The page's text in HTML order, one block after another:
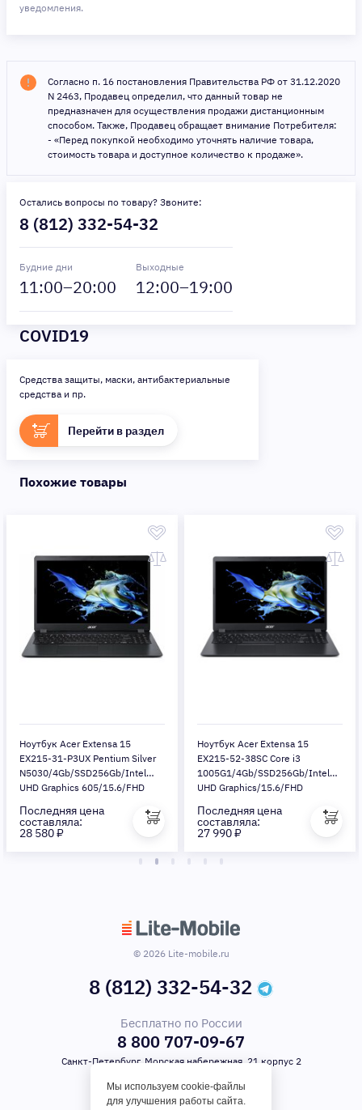
уведомления.
Согласно п. 16 постановления Правительства РФ от 31.12.2020
N 2463, Продавец определил, что данный товар не
предназначен для осуществления продажи дистанционным
способом. Также, Продавец обращает внимание Потребителя:
- «Перед покупкой необходимо уточнять наличие товара,
стоимость товара и доступное количество к продаже».
Остались вопросы по товару? Звоните:
8 (812) 332-54-32
Будние дни
11:00–20:00
Выходные
12:00–19:00
COVID19
Средства защиты, маски, антибактериальные
средства и пр.
Перейти в раздел
Похожие товары
Ноутбук Acer Extensa 15
EX215-31-P3UX Pentium Silver
N5030/4Gb/SSD256Gb/Intel
UHD Graphics 605/15.6/FHD
Последняя цена
составляла:
28 580 ₽
Ноутбук Acer Extensa 15
EX215-52-38SC Core i3
1005G1/4Gb/SSD256Gb/Intel
UHD Graphics/15.6/FHD
Последняя цена
составляла:
27 990 ₽
© 2026 Lite-mobile.ru
8 (812) 332-54-32
Бесплатно по России
8 800 707-09-67
Санкт-Петербург, Морская набережная, 21 корпус 2
Мы используем cookie-файлы
для улучшения работы сайта.